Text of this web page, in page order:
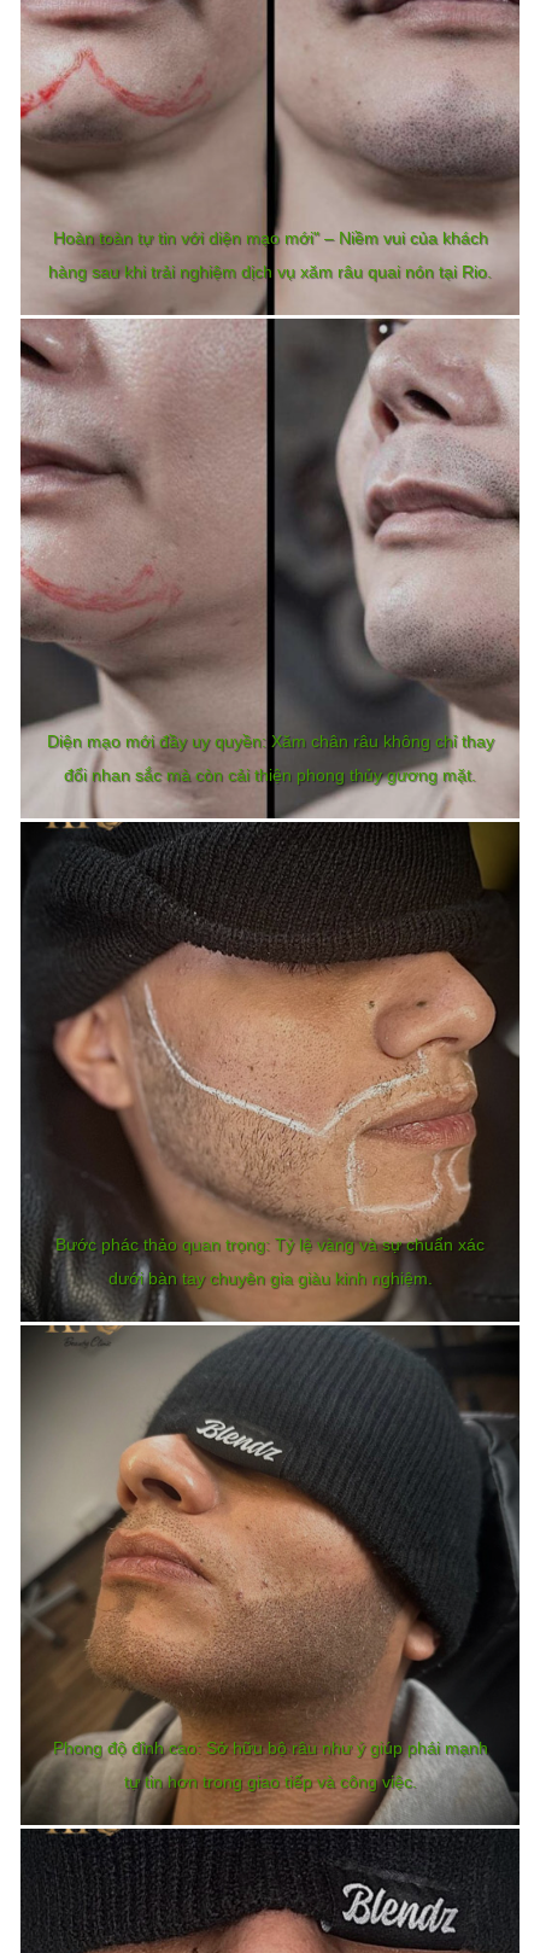
Hoàn toàn tự tin với diện mạo mới" – Niềm vui của khách
hàng sau khi trải nghiệm dịch vụ xăm râu quai nón tại Rio.
Diện mạo mới đầy uy quyền: Xăm chân râu không chỉ thay
đổi nhan sắc mà còn cải thiện phong thủy gương mặt.
Bước phác thảo quan trọng: Tỷ lệ vàng và sự chuẩn xác
dưới bàn tay chuyên gia giàu kinh nghiệm.
Phong độ đỉnh cao: Sở hữu bộ râu như ý giúp phái mạnh
tự tin hơn trong giao tiếp và công việc.